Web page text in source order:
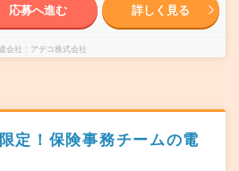
応募へ進む 詳しく見る
会社 アデコ株式会社
定！保険事務チームの電